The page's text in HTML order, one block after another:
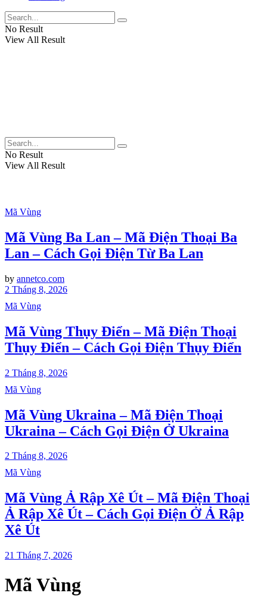
No Result
View All Result
No Result
View All Result
Mã Vùng
Mã Vùng Ba Lan – Mã Điện Thoại Ba
Lan – Cách Gọi Điện Từ Ba Lan
by annetco.com
2 Tháng 8, 2026
Mã Vùng
Mã Vùng Thụy Điển – Mã Điện Thoại
Thụy Điển – Cách Gọi Điện Thụy Điển
2 Tháng 8, 2026
Mã Vùng
Mã Vùng Ukraina – Mã Điện Thoại
Ukraina – Cách Gọi Điện Ở Ukraina
2 Tháng 8, 2026
Mã Vùng
Mã Vùng Ả Rập Xê Út – Mã Điện Thoại
Ả Rập Xê Út – Cách Gọi Điện Ở Ả Rập
Xê Út
21 Tháng 7, 2026
Mã Vùng